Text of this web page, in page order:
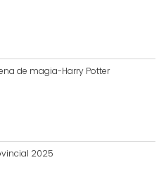
de magia-Harry Potter
2025